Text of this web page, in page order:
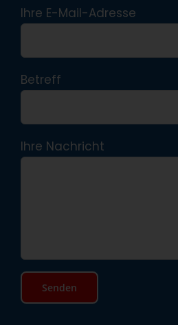
Ihre E-Mail-Adresse
Betreff
Ihre Nachricht